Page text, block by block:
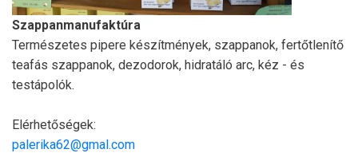
Szappanmanufaktúra
Természetes pipere készítmények, szappanok, fertőtlenítő
teafás szappanok, dezodorok, hidratáló arc, kéz - és
testápolók.
Elérhetőségek:
palerika62@gmal.com